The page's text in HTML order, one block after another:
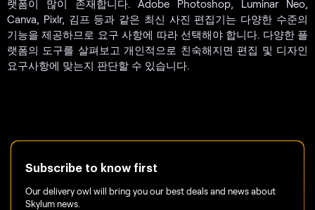
랫폼이 많이 존재합니다. Adobe Photoshop, Luminar Neo,
Canva, Pixlr, 김프 등과 같은 최신 사진 편집기는 다양한 수준의
기능을 제공하므로 요구 사항에 따라 선택해야 합니다. 다양한 플
랫폼의 도구를 살펴보고 개인적으로 친숙해지면 편집 및 디자인
요구사항에 맞는지 판단할 수 있습니다.
Subscribe to know first
Our delivery owl will bring you our best deals and news about
Skylum news.